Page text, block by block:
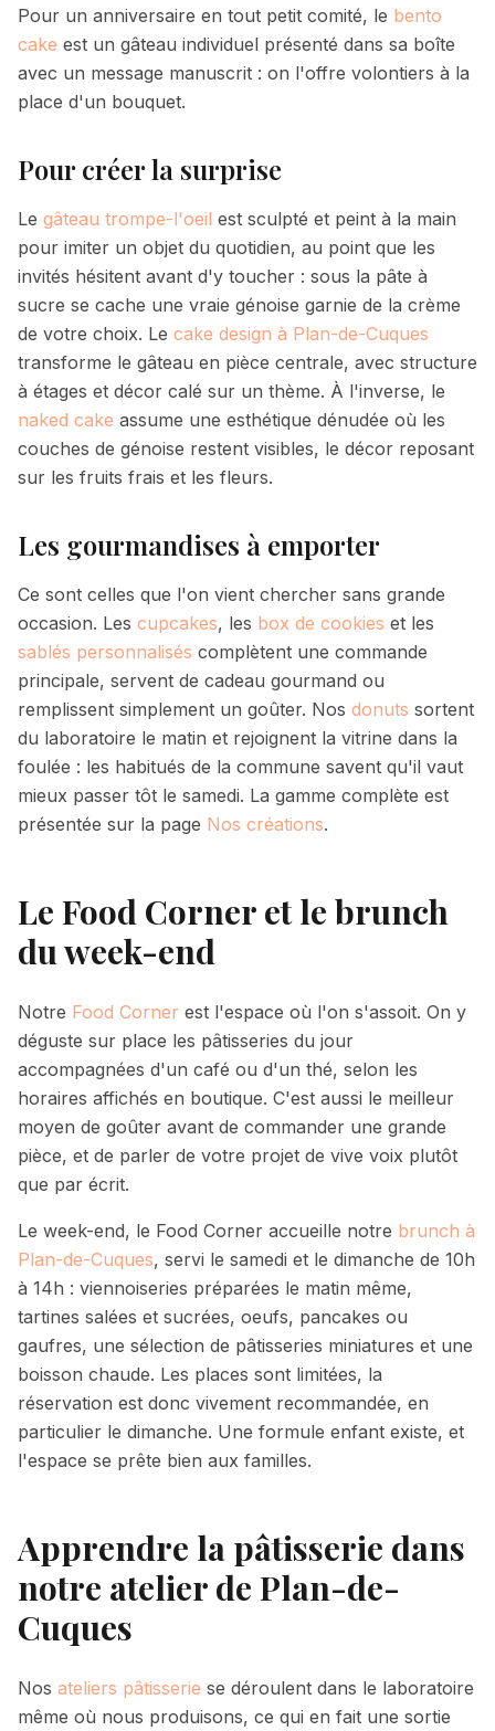
Pour un anniversaire en tout petit comité, le bento
cake est un gâteau individuel présenté dans sa boîte
avec un message manuscrit : on l'offre volontiers à la
place d'un bouquet.
Pour créer la surprise
Le gâteau trompe-l'oeil est sculpté et peint à la main
pour imiter un objet du quotidien, au point que les
invités hésitent avant d'y toucher : sous la pâte à
sucre se cache une vraie génoise garnie de la crème
de votre choix. Le cake design à Plan-de-Cuques
transforme le gâteau en pièce centrale, avec structure
à étages et décor calé sur un thème. À l'inverse, le
naked cake assume une esthétique dénudée où les
couches de génoise restent visibles, le décor reposant
sur les fruits frais et les fleurs.
Les gourmandises à emporter
Ce sont celles que l'on vient chercher sans grande
occasion. Les cupcakes, les box de cookies et les
sablés personnalisés complètent une commande
principale, servent de cadeau gourmand ou
remplissent simplement un goûter. Nos donuts sortent
du laboratoire le matin et rejoignent la vitrine dans la
foulée : les habitués de la commune savent qu'il vaut
mieux passer tôt le samedi. La gamme complète est
présentée sur la page Nos créations.
Le Food Corner et le brunch
du week-end
Notre Food Corner est l'espace où l'on s'assoit. On y
déguste sur place les pâtisseries du jour
accompagnées d'un café ou d'un thé, selon les
horaires affichés en boutique. C'est aussi le meilleur
moyen de goûter avant de commander une grande
pièce, et de parler de votre projet de vive voix plutôt
que par écrit.
Le week-end, le Food Corner accueille notre brunch à
Plan-de-Cuques, servi le samedi et le dimanche de 10h
à 14h : viennoiseries préparées le matin même,
tartines salées et sucrées, oeufs, pancakes ou
gaufres, une sélection de pâtisseries miniatures et une
boisson chaude. Les places sont limitées, la
réservation est donc vivement recommandée, en
particulier le dimanche. Une formule enfant existe, et
l'espace se prête bien aux familles.
Apprendre la pâtisserie dans
notre atelier de Plan-de-
Cuques
Nos ateliers pâtisserie se déroulent dans le laboratoire
même où nous produisons, ce qui en fait une sortie